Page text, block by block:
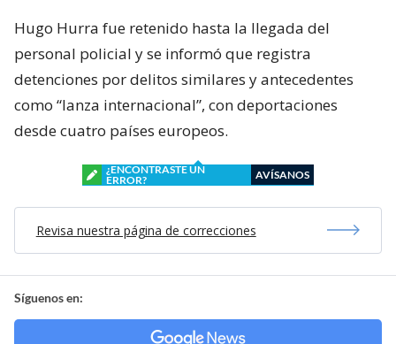
Hugo Hurra fue retenido hasta la llegada del
personal policial y se informó que registra
detenciones por delitos similares y antecedentes
como “lanza internacional”, con deportaciones
desde cuatro países europeos.
¿ENCONTRASTE UN
ERROR?
AVÍSANOS
Revisa nuestra página de correcciones
Síguenos en: